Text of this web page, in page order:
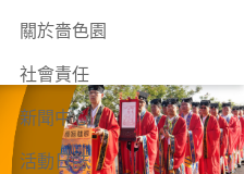
關於嗇色園
社會責任
新聞中心
活動日誌